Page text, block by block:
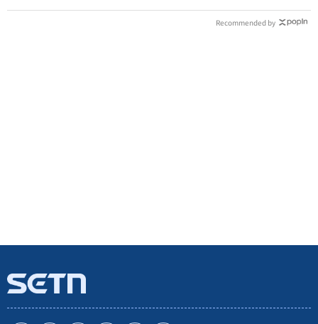
Recommended by